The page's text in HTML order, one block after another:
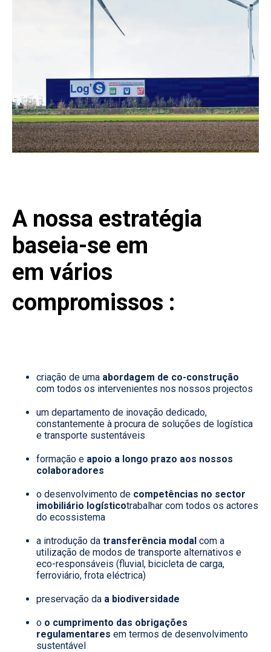
A nossa estratégia
baseia-se em
em vários
compromissos :
criação de uma abordagem de co-construção
com todos os intervenientes nos nossos projectos
um departamento de inovação dedicado,
constantemente à procura de soluções de logística
e transporte sustentáveis
formação e apoio a longo prazo aos nossos
colaboradores
o desenvolvimento de competências no sector
imobiliário logísticotrabalhar com todos os actores
do ecossistema
a introdução da transferência modal com a
utilização de modos de transporte alternativos e
eco-responsáveis (fluvial, bicicleta de carga,
ferroviário, frota eléctrica)
preservação da a biodiversidade
o o cumprimento das obrigações
regulamentares em termos de desenvolvimento
sustentável